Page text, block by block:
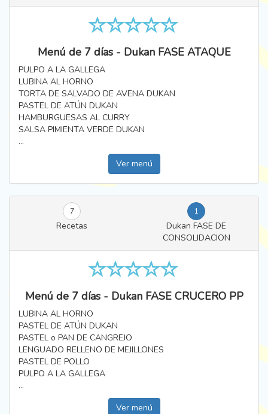
Menú de 7 días - Dukan FASE ATAQUE
PULPO A LA GALLEGA
LUBINA AL HORNO
TORTA DE SALVADO DE AVENA DUKAN
PASTEL DE ATÚN DUKAN
HAMBURGUESAS AL CURRY
SALSA PIMIENTA VERDE DUKAN
...
Ver menú
7 1
Recetas
Dukan FASE DE
CONSOLIDACION
Menú de 7 días - Dukan FASE CRUCERO PP
LUBINA AL HORNO
PASTEL DE ATÚN DUKAN
PASTEL o PAN DE CANGREJO
LENGUADO RELLENO DE MEJILLONES
PASTEL DE POLLO
PULPO A LA GALLEGA
...
Ver menú